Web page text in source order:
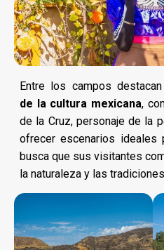
Entre los campos
de la cultura mexicana,
de la Cruz, personaje de la
ofrecer escenarios ideales
busca que sus visitantes
la naturaleza y las